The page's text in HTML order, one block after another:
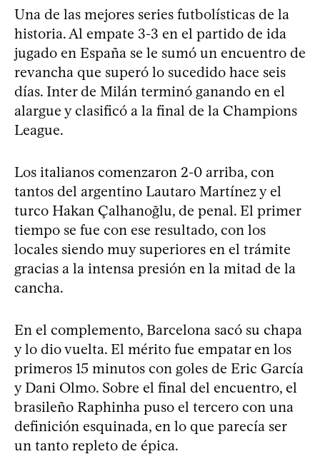
Una de las mejores series futbolísticas de la
historia. Al empate 3-3 en el partido de ida
jugado en España se le sumó un encuentro de
revancha que superó lo sucedido hace seis
días. Inter de Milán terminó ganando en el
alargue y clasificó a la final de la Champions
League.
Los italianos comenzaron 2-0 arriba, con
tantos del argentino Lautaro Martínez y el
turco Hakan Çalhanoğlu, de penal. El primer
tiempo se fue con ese resultado, con los
locales siendo muy superiores en el trámite
gracias a la intensa presión en la mitad de la
cancha.
En el complemento, Barcelona sacó su chapa
y lo dio vuelta. El mérito fue empatar en los
primeros 15 minutos con goles de Eric García
y Dani Olmo. Sobre el final del encuentro, el
brasileño Raphinha puso el tercero con una
definición esquinada, en lo que parecía ser
un tanto repleto de épica.